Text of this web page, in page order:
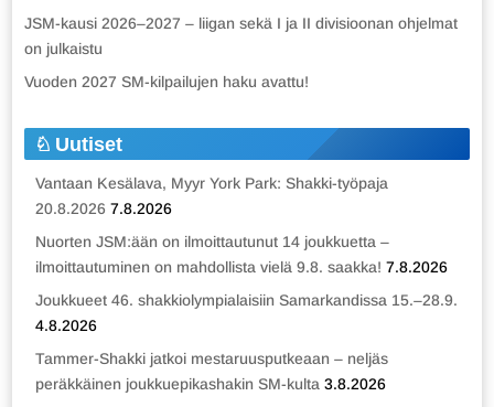
JSM-kausi 2026–2027 – liigan sekä I ja II divisioonan ohjelmat
on julkaistu
Vuoden 2027 SM-kilpailujen haku avattu!
Uutiset
Vantaan Kesälava, Myyr York Park: Shakki-työpaja
20.8.2026 7.8.2026
Nuorten JSM:ään on ilmoittautunut 14 joukkuetta –
ilmoittautuminen on mahdollista vielä 9.8. saakka! 7.8.2026
Joukkueet 46. shakkiolympialaisiin Samarkandissa 15.–28.9.
4.8.2026
Tammer-Shakki jatkoi mestaruusputkeaan – neljäs
peräkkäinen joukkuepikashakin SM-kulta 3.8.2026